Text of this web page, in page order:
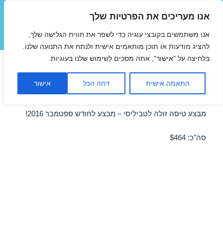
אנו מעריכים את הפרטיות שלך
אנו משתמשים בקובצי עוגיה כדי לשפר את חווית הגלישה שלך,
להציג מודעות או תוכן מותאמים אישית ולנתח את התנועה שלנו.
בלחיצה על "אישור", אתה מסכים לשימוש שלנו בעוגיות.
התאמה אישית דחה הכל אישור
תפריטים
ווידג'טים
טיסות לטביליסי בספטמבר
14/09/2016
מבצע טיסה זולה לטביליסי – מבצע לחודש ספטמבר 2016!
סה"כ: $464